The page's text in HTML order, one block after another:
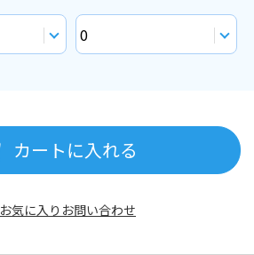
カートに入れる
お問い合わせ
お気に入り